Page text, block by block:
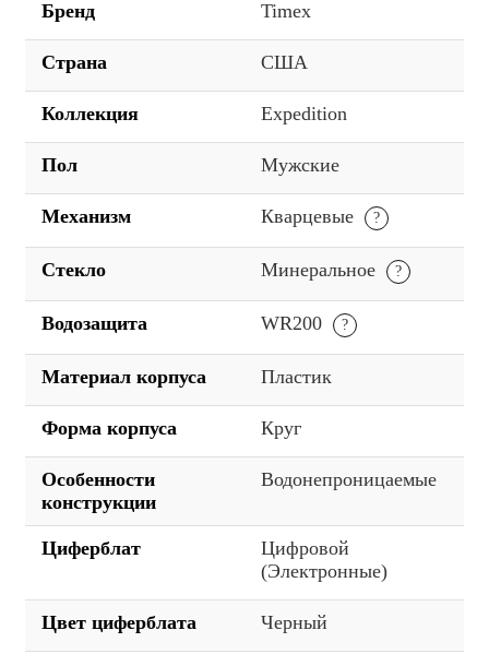
Бренд Timex
Страна США
Коллекция Expedition
Пол Мужские
Механизм Кварцевые
Стекло Минеральное
Водозащита WR200
Материал корпуса Пластик
Форма корпуса Круг
Особенности
конструкции
Водонепроницаемые
Циферблат
Цифровой
(Электронные)
Цвет циферблата Черный